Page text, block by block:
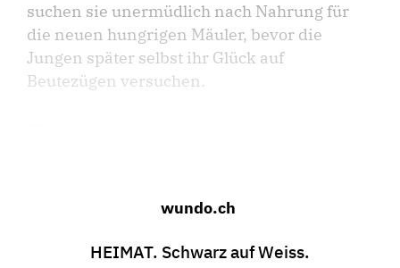
suchen sie unermüdlich nach Nahrung für
die neuen hungrigen Mäuler, bevor die
Jungen später selbst ihr Glück auf
Beutezügen versuchen.
wundo.ch
HEIMAT. Schwarz auf Weiss.